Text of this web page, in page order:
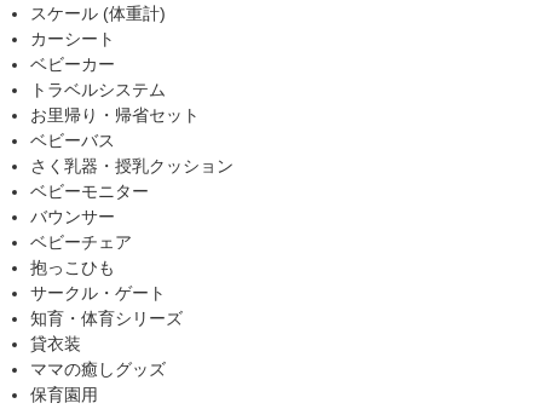
スケール (体重計)
カーシート
ベビーカー
トラベルシステム
お里帰り・帰省セット
ベビーバス
さく乳器・授乳クッション
ベビーモニター
バウンサー
ベビーチェア
抱っこひも
サークル・ゲート
知育・体育シリーズ
貸衣装
ママの癒しグッズ
保育園用